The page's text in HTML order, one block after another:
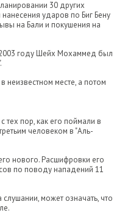
30 других
ударов по Биг Бену
на Бали и покушения на
2003 году Шейх Мохаммед был
неизвестном месте, а потом
пор, как его поймали в
человеком в "Аль-
нового. Расшифровки его
по поводу нападений 11
может означать, что